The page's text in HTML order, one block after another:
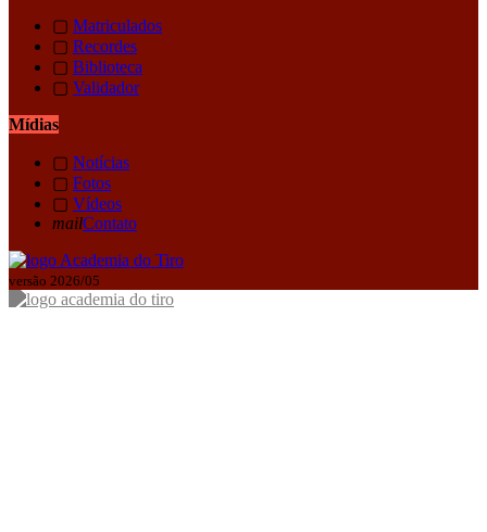
▢ Matriculados
▢ Recordes
▢ Biblioteca
▢ Validador
Mídias
▢ Notícias
▢ Fotos
▢ Vídeos
mailContato
versão 2026/05